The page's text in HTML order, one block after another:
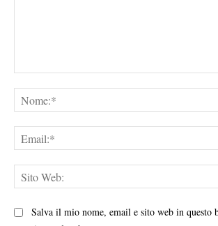
Salva il mio nome, email e sito web in questo